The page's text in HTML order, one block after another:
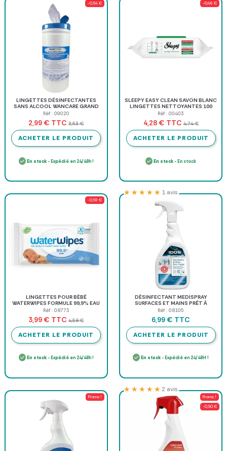
-0,54 €
LINGETTES DÉSINFECTANTES
SANS ALCOOL WANCARE GRAND
FORMAT - boîte de 100 lingettes
Réf : 09020
2,99 € TTC 3,53 €
ACHETER LE PRODUIT
En stock- Expédié en 24/48h !
-0,46 €
SLEEPY EASY CLEAN SAVON BLANC
LINGETTES NETTOYANTES 100
LINGETTES
Réf : 00403
4,28 € TTC 4,74 €
ACHETER LE PRODUIT
En stock - En stock
-0,59 €
LINGETTES POUR BÉBÉ
WATERWIPES FORMULE 99,9% EAU
LABORATOIRES GILBERT - paquet
Réf : 08773
3,99 € TTC 4,58 €
ACHETER LE PRODUIT
En stock- Expédié en 24/48h !
DÉSINFECTANT MEDISPRAY
SURFACES ET MAINS PRÊT À
L'EMPLOI - spray de 750 ml
Réf : 08105
★★★★★
★★★★★ 1 avis
6,99 € TTC
ACHETER LE PRODUIT
En stock - Expédié en 24/48H !
Promo !
Promo !
-0,50 €
★★★★★
★★★★★ 2 avis